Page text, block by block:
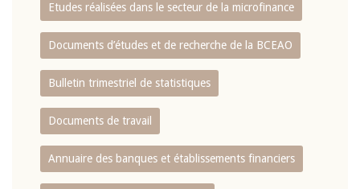
Etudes réalisées dans le secteur de la microfinance
Documents d’études et de recherche de la BCEAO
Bulletin trimestriel de statistiques
Documents de travail
Annuaire des banques et établissements financiers